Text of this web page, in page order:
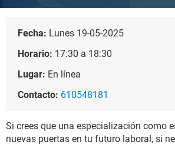
Fecha: Lunes 19-05-2025
Horario: 17:30 a 18:30
Lugar: En línea
Contacto: 610548181
Si crees que una especialización como
nuevas puertas en tu futuro laboral, si